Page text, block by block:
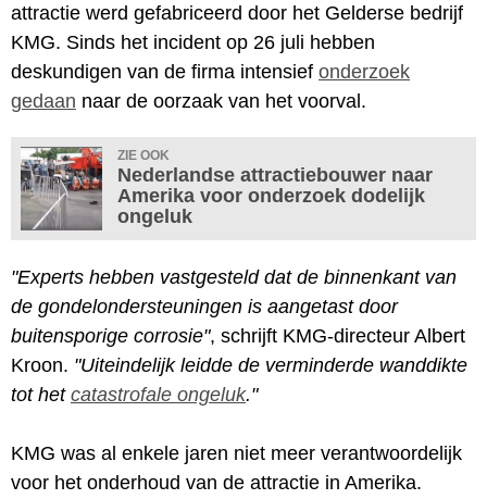
attractie werd gefabriceerd door het Gelderse bedrijf
KMG. Sinds het incident op 26 juli hebben
deskundigen van de firma intensief onderzoek
gedaan naar de oorzaak van het voorval.
ZIE OOK
Nederlandse attractiebouwer naar
Amerika voor onderzoek dodelijk
ongeluk
"Experts hebben vastgesteld dat de binnenkant van
de gondelondersteuningen is aangetast door
buitensporige corrosie", schrijft KMG-directeur Albert
Kroon. "Uiteindelijk leidde de verminderde wanddikte
tot het catastrofale ongeluk."
KMG was al enkele jaren niet meer verantwoordelijk
voor het onderhoud van de attractie in Amerika.